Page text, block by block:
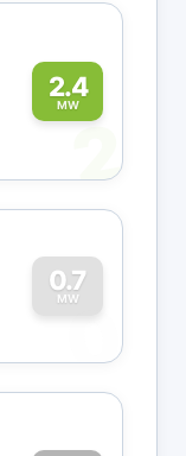
2.4
MW
2
0.7
MW
0